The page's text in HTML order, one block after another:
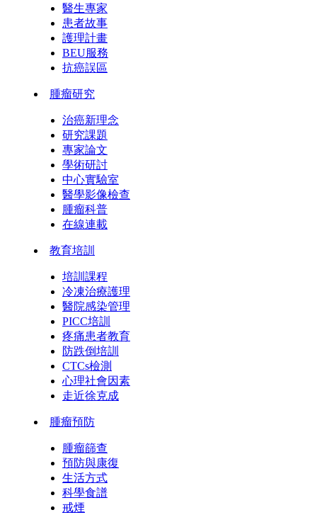
醫生專家
患者故事
護理計畫
BEU服務
抗癌誤區
腫瘤研究
治癌新理念
研究課題
專家論文
學術研討
中心實驗室
醫學影像檢查
腫瘤科普
在線連載
教育培訓
培訓課程
冷凍治療護理
醫院感染管理
PICC培訓
疼痛患者教育
防跌倒培訓
CTCs檢測
心理社會因素
走近徐克成
腫瘤預防
腫瘤篩查
預防與康復
生活方式
科學食譜
戒煙